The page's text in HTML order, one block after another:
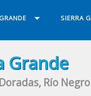
SIERRA
Grande
Río Negro